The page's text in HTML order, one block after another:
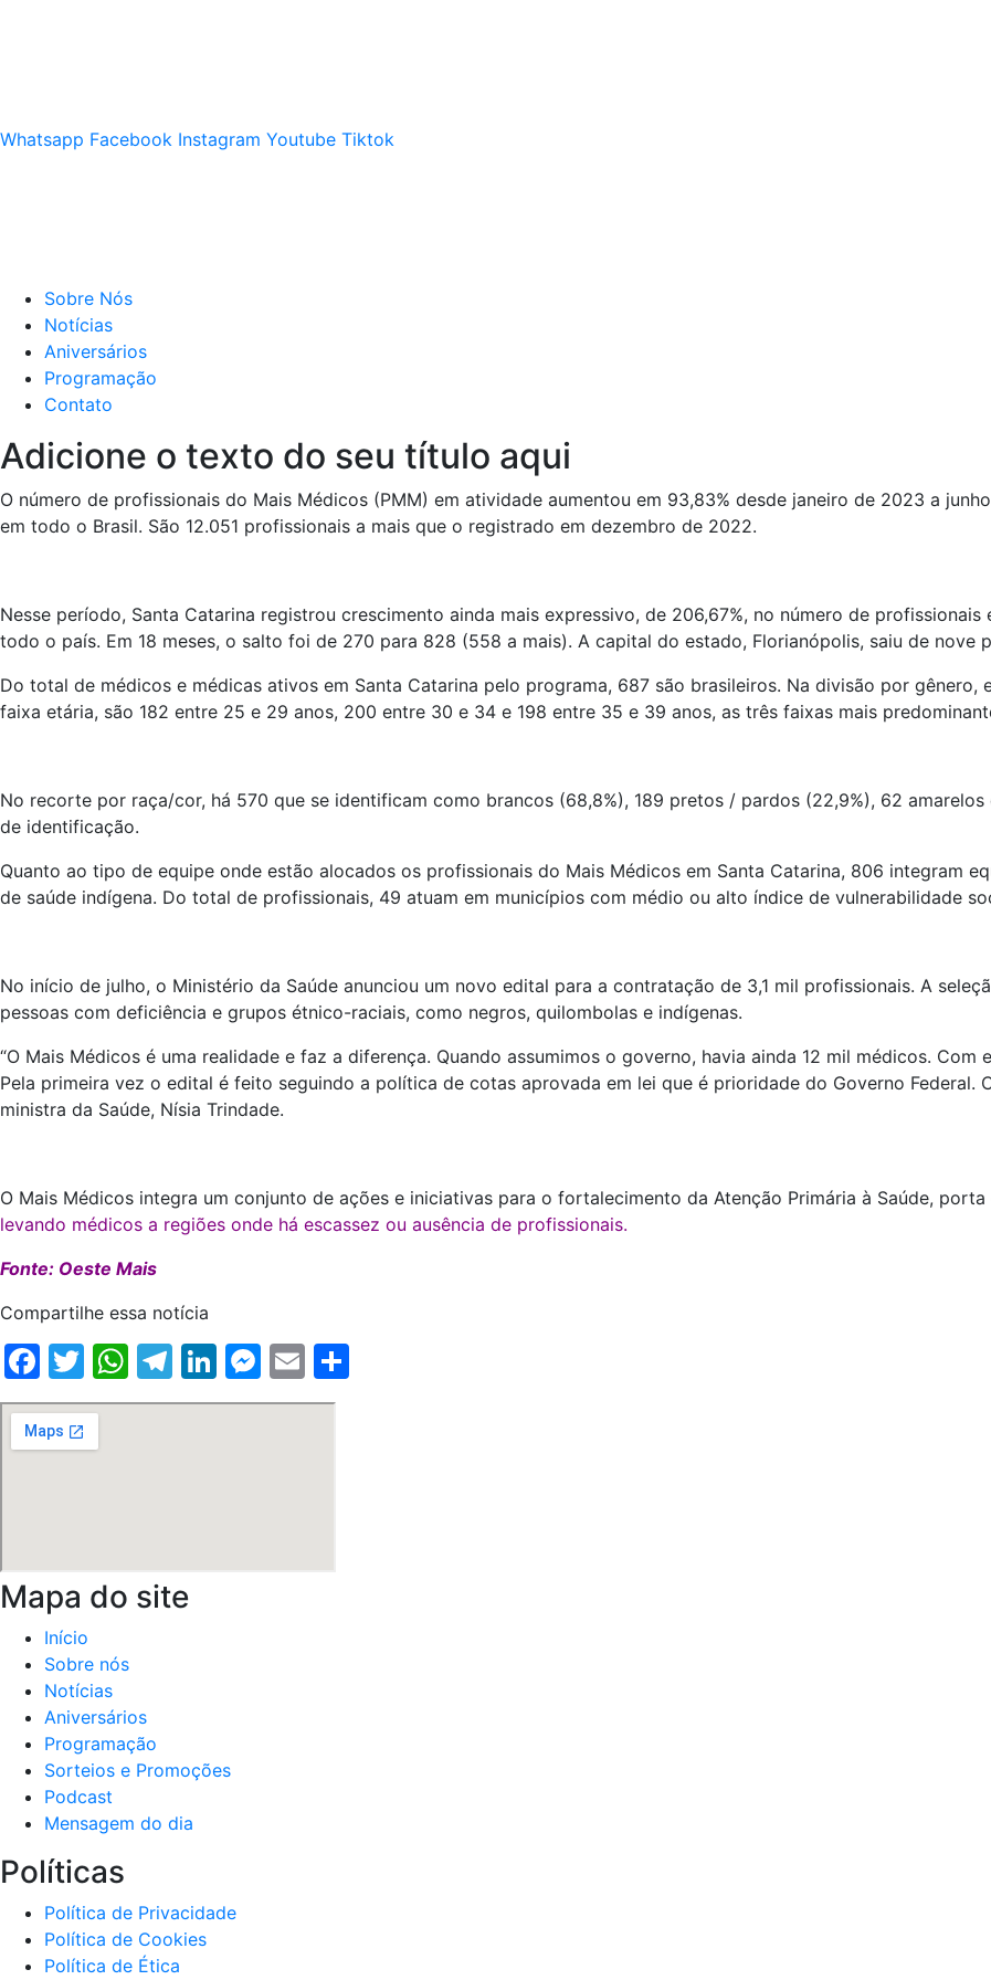
Whatsapp Facebook Instagram Youtube Tiktok
Sobre Nós
Notícias
Aniversários
Programação
Contato
Adicione o texto do seu título aqui
O número de profissionais do Mais Médicos (PMM) em atividade aumentou em 93,83% desde janeiro de 2023 a
em todo o Brasil. São 12.051 profissionais a mais que o registrado em dezembro de 2022.
Nesse período, Santa Catarina registrou crescimento ainda mais expressivo, de 206,67%, no número de
todo o país. Em 18 meses, o salto foi de 270 para 828 (558 a mais). A capital do estado, Florianópolis, saiu de nove
Do total de médicos e médicas ativos em Santa Catarina pelo programa, 687 são brasileiros. Na divisão por
faixa etária, são 182 entre 25 e 29 anos, 200 entre 30 e 34 e 198 entre 35 e 39 anos, as três faixas mais
No recorte por raça/cor, há 570 que se identificam como brancos (68,8%), 189 pretos / pardos (22,9%), 62
de identificação.
Quanto ao tipo de equipe onde estão alocados os profissionais do Mais Médicos em Santa Catarina, 806 integram
de saúde indígena. Do total de profissionais, 49 atuam em municípios com médio ou alto índice de vulnerabilidade
No início de julho, o Ministério da Saúde anunciou um novo edital para a contratação de 3,1 mil profissionais. A
pessoas com deficiência e grupos étnico-raciais, como negros, quilombolas e indígenas.
“O Mais Médicos é uma realidade e faz a diferença. Quando assumimos o governo, havia ainda 12 mil médicos.
Pela primeira vez o edital é feito seguindo a política de cotas aprovada em lei que é prioridade do Governo Federal.
ministra da Saúde, Nísia Trindade.
O Mais Médicos integra um conjunto de ações e iniciativas para o fortalecimento da Atenção Primária à Saúde, porta
levando médicos a regiões onde há escassez ou ausência de profissionais.
Fonte: Oeste Mais
Compartilhe essa notícia
Facebook
Twitter
WhatsApp
Telegram
LinkedIn
Messenger
Email
Mapa do site
Início
Sobre nós
Notícias
Aniversários
Programação
Sorteios e Promoções
Podcast
Mensagem do dia
Políticas
Política de Privacidade
Política de Cookies
Política de Ética